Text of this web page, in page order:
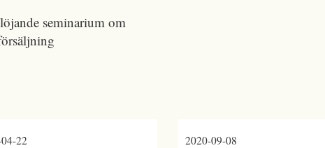
22 2020-09-08